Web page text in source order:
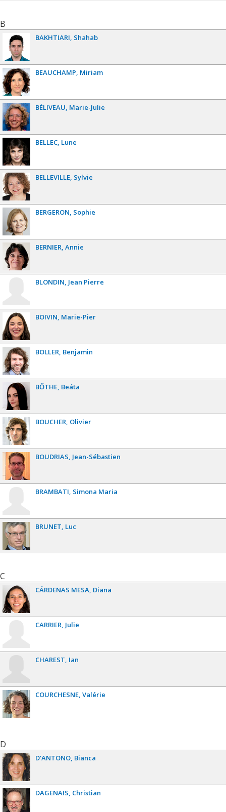
B
BAKHTIARI Shahab
BEAUCHAMP Miriam
BÉLIVEAU Marie-Julie
BELLEC Lune
BELLEVILLE Sylvie
BERGERON Sophie
BERNIER Annie
BLONDIN Jean Pierre
BOIVIN Marie-Pier
BOLLER Benjamin
BŐTHE Beáta
BOUCHER Olivier
BOUDRIAS Jean-Sébastien
BRAMBATI Simona Maria
BRUNET Luc
C
CÁRDENAS MESA Diana
CARRIER Julie
CHAREST Ian
COURCHESNE Valérie
D
D'ANTONO Bianca
DAGENAIS Christian